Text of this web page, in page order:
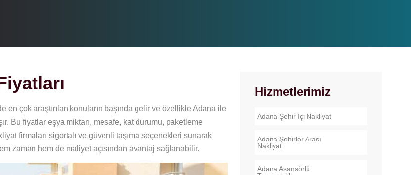
en çok araştırılan konuların başında gelir ve özellikle Adana ile
Bu fiyatlar eşya miktarı, mesafe, kat durumu, paketleme
firmaları sigortalı ve güvenli taşıma seçenekleri sunarak
zaman hem de maliyet açısından avantaj sağlanabilir.
Hizmetlerimiz
Adana Şehir İçi Nakliyat
Adana Şehirler Arası
Nakliyat
Adana Asansörlü